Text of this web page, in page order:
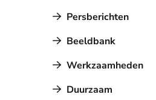
Persberichten
Beeldbank
Werkzaamheden
Duurzaam